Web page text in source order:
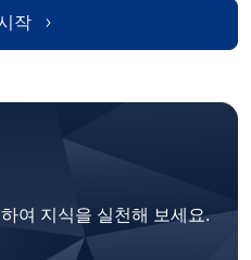
작
여 지식을 실천해 보세요.